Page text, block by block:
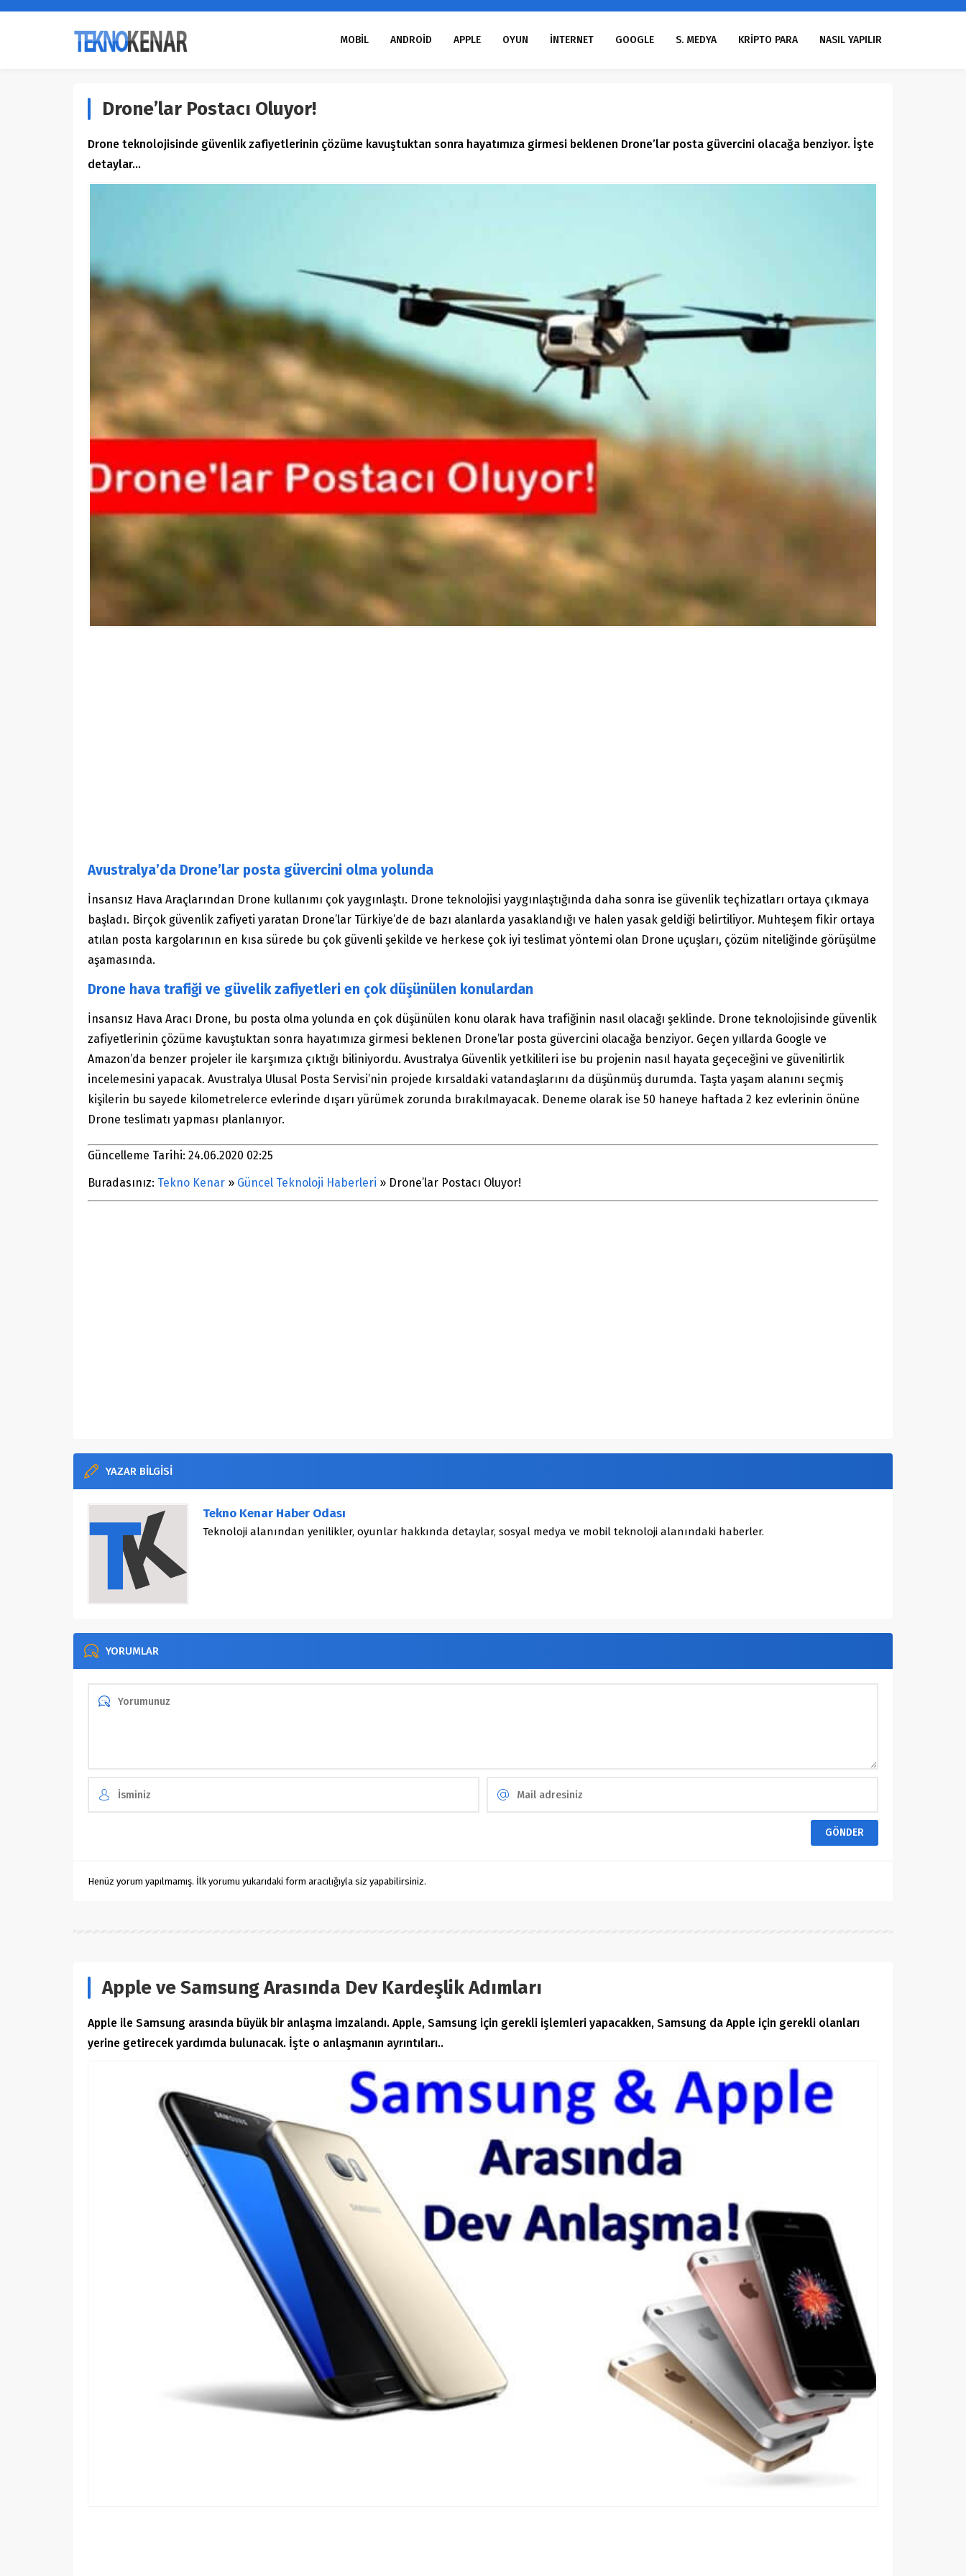
MOBİL ANDROİD APPLE OYUN İNTERNET GOOGLE S. MEDYA KRİPTO PARA NASIL YAPILIR
Drone’lar Postacı Oluyor!
Drone teknolojisinde güvenlik zafiyetlerinin çözüme kavuştuktan sonra hayatımıza girmesi beklenen Drone’lar posta güvercini olacağa benziyor. İşte
detaylar…
Avustralya’da Drone’lar posta güvercini olma yolunda
İnsansız Hava Araçlarından Drone kullanımı çok yaygınlaştı. Drone teknolojisi yaygınlaştığında daha sonra ise güvenlik teçhizatları ortaya çıkmaya
başladı. Birçok güvenlik zafiyeti yaratan Drone’lar Türkiye’de de bazı alanlarda yasaklandığı ve halen yasak geldiği belirtiliyor. Muhteşem fikir ortaya
atılan posta kargolarının en kısa sürede bu çok güvenli şekilde ve herkese çok iyi teslimat yöntemi olan Drone uçuşları, çözüm niteliğinde görüşülme
aşamasında.
Drone hava trafiği ve güvelik zafiyetleri en çok düşünülen konulardan
İnsansız Hava Aracı Drone, bu posta olma yolunda en çok düşünülen konu olarak hava trafiğinin nasıl olacağı şeklinde. Drone teknolojisinde güvenlik
zafiyetlerinin çözüme kavuştuktan sonra hayatımıza girmesi beklenen Drone’lar posta güvercini olacağa benziyor. Geçen yıllarda Google ve
Amazon’da benzer projeler ile karşımıza çıktığı biliniyordu. Avustralya Güvenlik yetkilileri ise bu projenin nasıl hayata geçeceğini ve güvenilirlik
incelemesini yapacak. Avustralya Ulusal Posta Servisi’nin projede kırsaldaki vatandaşlarını da düşünmüş durumda. Taşta yaşam alanını seçmiş
kişilerin bu sayede kilometrelerce evlerinde dışarı yürümek zorunda bırakılmayacak. Deneme olarak ise 50 haneye haftada 2 kez evlerinin önüne
Drone teslimatı yapması planlanıyor.
Güncelleme Tarihi: 24.06.2020 02:25
Buradasınız: Tekno Kenar » Güncel Teknoloji Haberleri » Drone’lar Postacı Oluyor!
YAZAR BİLGİSİ
Tekno Kenar Haber Odası
Teknoloji alanından yenilikler, oyunlar hakkında detaylar, sosyal medya ve mobil teknoloji alanındaki haberler.
YORUMLAR
Henüz yorum yapılmamış. İlk yorumu yukarıdaki form aracılığıyla siz yapabilirsiniz.
Apple ve Samsung Arasında Dev Kardeşlik Adımları
Apple ile Samsung arasında büyük bir anlaşma imzalandı. Apple, Samsung için gerekli işlemleri yapacakken, Samsung da Apple için gerekli olanları
yerine getirecek yardımda bulunacak. İşte o anlaşmanın ayrıntıları..